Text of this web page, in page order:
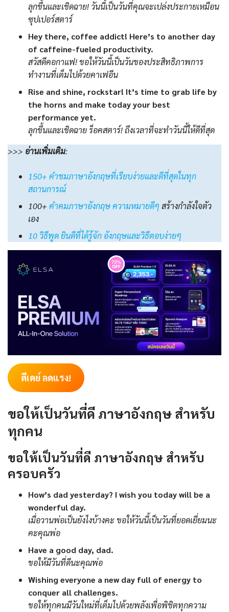
ลุกขึ้นและเชิดฉาย! วันนี้เป็นวันที่คุณจะเปล่งประกายเหมือน
ซุปเปอร์สตาร์
Hey there, coffee addict! Here’s to another day
of caffeine-fueled productivity.
สวัสดีคอกาแฟ! ขอให้วันนี้เป็นวันของประสิทธิภาพการ
ทำงานที่เต็มไปด้วยคาเฟอีน
Rise and shine, rockstar! It’s time to grab life by
the horns and make today your best
performance yet.
ลุกขึ้นและเชิดฉาย ร็อคสตาร์! ถึงเวลาที่จะทำวันนี้ให้ดีที่สุด
>>> อ่านเพิ่มเติม:
150+ คำชมภาษาอังกฤษที่เรียบง่ายและดีที่สุดในทุก
สถานการณ์
100+ คําคมภาษาอังกฤษ ความหมายดีๆ สร้างกำลังใจตัว
เอง
10 วิธีพูด ยินดีที่ได้รู้จัก อังกฤษและวิธีตอบง่ายๆ
ดีเดย์ ลดแรง!
ขอให้เป็นวันที่ดี ภาษาอังกฤษ สำหรับ
ทุกคน
ขอให้เป็นวันที่ดี ภาษาอังกฤษ สำหรับ
ครอบครัว
How’s dad yesterday? I wish you today will be a
wonderful day.
เมื่อวานพ่อเป็นยังไงบ้างคะ ขอให้วันนี้เป็นวันที่ยอดเยี่ยมนะ
คะคุณพ่อ
Have a good day, dad.
ขอให้มีวันที่ดีนะคุณพ่อ
Wishing everyone a new day full of energy to
conquer all challenges.
ขอให้ทุกคนมีวันใหม่ที่เต็มไปด้วยพลังเพื่อพิชิตทุกความ